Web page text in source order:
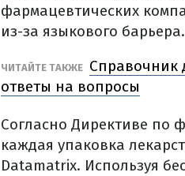
фармацевтических
из-за языкового барьера.
ЧИТАЙТЕ ТАКЖЕ Справочник
ответы на вопросы
Согласно Директиве по
каждая упаковка
Datamatrix. Используя